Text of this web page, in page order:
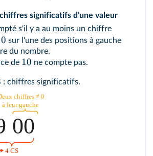
significatifs d'une valeur
s'il y a au moins un chiffre
0 sur l'une des positions à gauche
du nombre.
de 10 ne compte pas.
: chiffres significatifs.